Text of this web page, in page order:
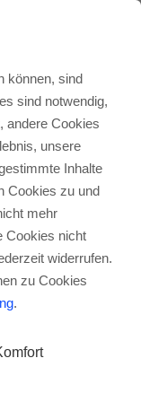
Preise
Links. Kaufst
Mehrkosten für
ein
können, sind
sind notwendig,
andere Cookies
unsere
Inhalte
Cookies zu und
mehr
Cookies nicht
widerrufen.
zu Cookies
.